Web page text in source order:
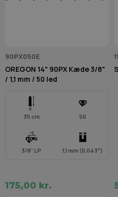
90PX050E
OREGON 14" 90PX Kæde 3/8"
/ 1,1 mm / 50 led
35 cm 50
3/8" LP 1,1 mm (0,043″)
175,00 kr.